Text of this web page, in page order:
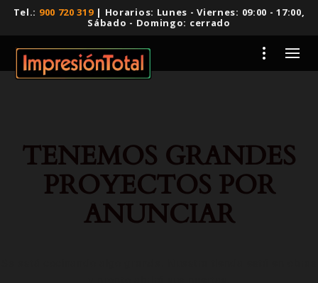
Tel.: 900 720 319| Horarios: Lunes - Viernes: 09:00 - 17:00,
Sábado - Domingo: cerrado
TENEMOS GRANDES
PROYECTOS POR
ANUNCIAR